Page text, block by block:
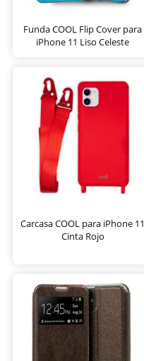
Funda COOL Flip Cover para
iPhone 11 Liso Celeste
Carcasa COOL para iPhone 11
Cinta Rojo